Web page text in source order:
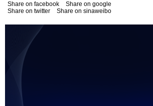
Share on facebook
Share on google
Share on twitter
Share on sinaweibo